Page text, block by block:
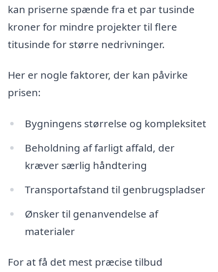
kan priserne spænde fra et par tusinde
kroner for mindre projekter til flere
titusinde for større nedrivninger.
Her er nogle faktorer, der kan påvirke
prisen:
Bygningens størrelse og kompleksitet
Beholdning af farligt affald, der
kræver særlig håndtering
Transportafstand til genbrugspladser
Ønsker til genanvendelse af
materialer
For at få det mest præcise tilbud